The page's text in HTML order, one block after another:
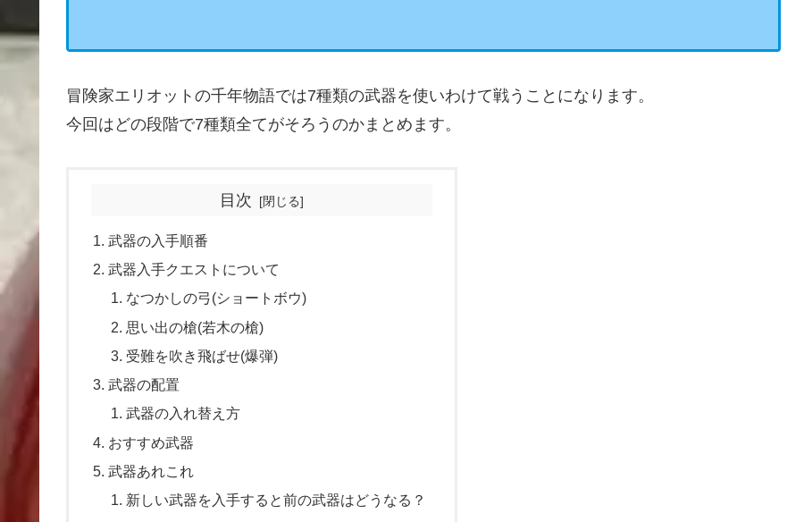
冒険家エリオットの千年物語では7種類の武器を使いわけて戦うことになります。
今回はどの段階で7種類全てがそろうのかまとめます。
目次
武器の入手順番
武器入手クエストについて
なつかしの弓(ショートボウ)
思い出の槍(若木の槍)
受難を吹き飛ばせ(爆弾)
武器の配置
武器の入れ替え方
おすすめ武器
武器あれこれ
新しい武器を入手すると前の武器はどうなる？